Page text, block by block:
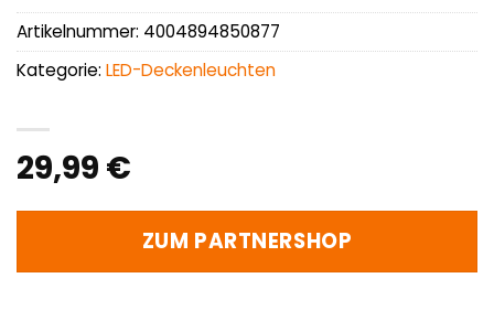
29,99 €
ZUM PARTNERSHOP
Artikelnummer: 4004894850877
Kategorie: LED-Deckenleuchten